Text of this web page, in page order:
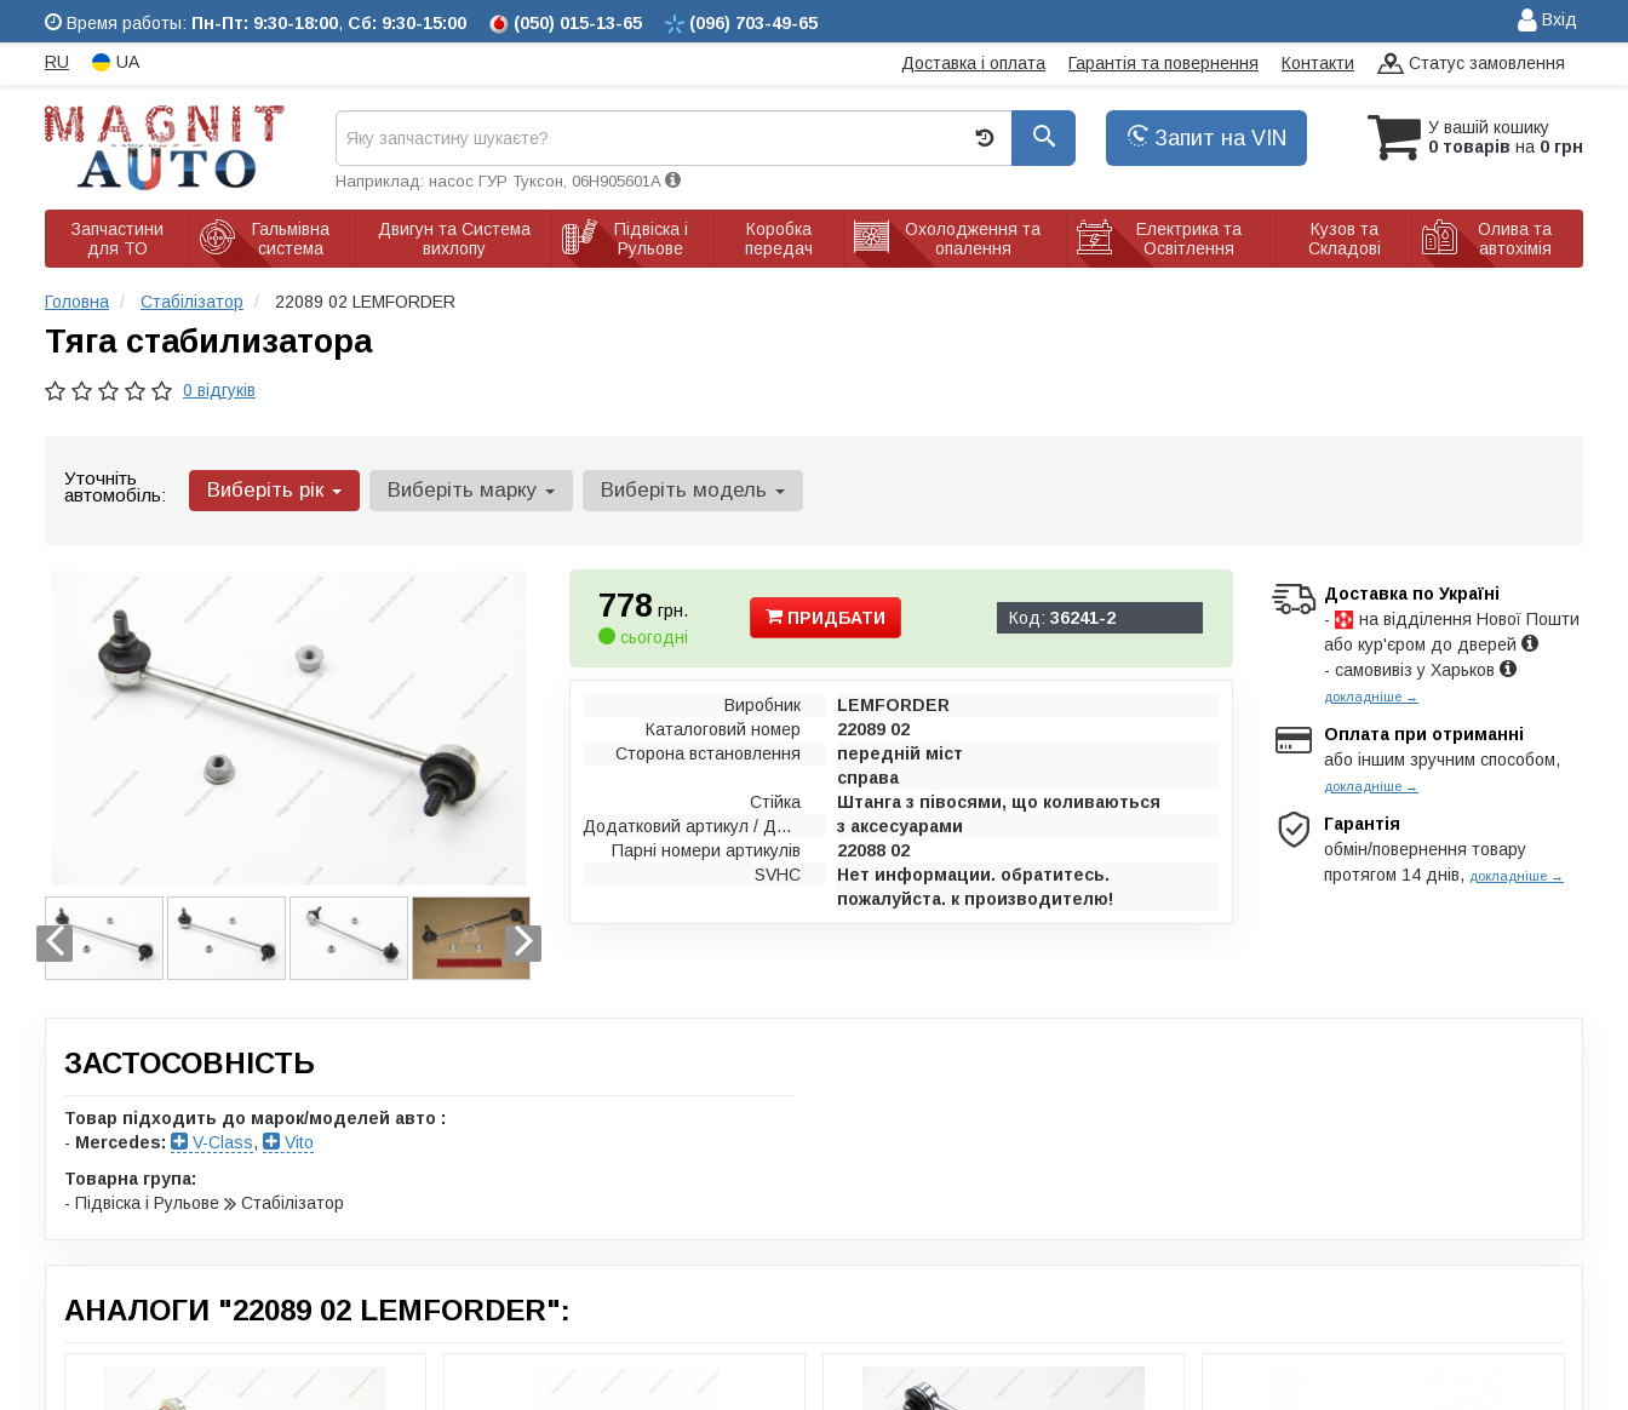
Время работы: Пн-Пт: 9:30-18:00, Сб: 9:30-15:00 (050) 015-13-65 (096) 703-49-65 Вхід
RU UA Доставка і оплата Гарантія та повернення Контакти Статус замовлення
У вашій кошику
0 товарів на 0 грн
Запит на VIN
Наприклад: насос ГУР Туксон, 06H905601A
Запчастини
для ТО
Гальмівна
система
Двигун та Система
вихлопу
Підвіска і
Рульове
Коробка
передач
Охолодження та
опалення
Електрика та
Освітлення
Кузов та
Складові
Олива та
автохімія
Головна Стабілізатор 22089 02 LEMFORDER
Тяга стабилизатора
0 відгуків
Уточніть
автомобіль:
Виберіть рік Виберіть марку Виберіть модель
778 грн.
сьогодні
ПРИДБАТИ Код:36241-2
Виробник
LEMFORDER
Каталоговий номер
22089 02
Сторона встановлення
передній міст
справа
Стійка
Штанга з півосями, що коливаються
Додатковий артикул / Додаткова інформація
з аксесуарами
Парні номери артикулів
22088 02
SVHC
Нет информации. обратитесь.
пожалуйста. к производителю!
Доставка по Україні
-
на відділення Нової Пошти
або кур'єром до дверей
- самовивіз у Харьков
докладніше →
Оплата при отриманні
або іншим зручним способом,
докладніше →
Гарантія
обмін/повернення товару
протягом 14 днів, докладніше →
ЗАСТОСОВНІСТЬ
Товар підходить до марок/моделей авто :
- Mercedes: V-Class,
Vito
Товарна група:
- Підвіска і Рульове
Стабілізатор
АНАЛОГИ "22089 02 LEMFORDER":